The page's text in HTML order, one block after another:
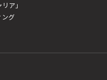
ア」
ング